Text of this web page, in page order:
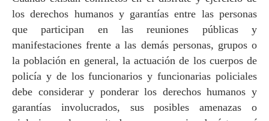
los derechos humanos y garantías entre las personas
que participan en las reuniones públicas y
manifestaciones frente a las demás personas, grupos o
la población en general, la actuación de los cuerpos de
policía y de los funcionarios y funcionarias policiales
debe considerar y ponderar los derechos humanos y
garantías involucrados, sus posibles amenazas o